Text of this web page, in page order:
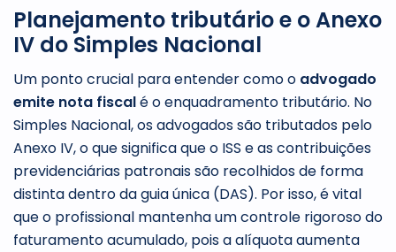
Planejamento tributário e o Anexo
IV do Simples Nacional
Um ponto crucial para entender como o advogado
emite nota fiscalé o enquadramento tributário. No
Simples Nacional, os advogados são tributados pelo
Anexo IV, o que significa que o ISS e as contribuições
previdenciárias patronais são recolhidos de forma
distinta dentro da guia única (DAS). Por isso, é vital
que o profissional mantenha um controle rigoroso do
faturamento acumulado, pois a alíquota aumenta